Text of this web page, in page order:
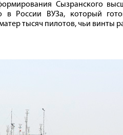
Сызранского
России ВУЗа, который
тысяч пилотов, чьи винты